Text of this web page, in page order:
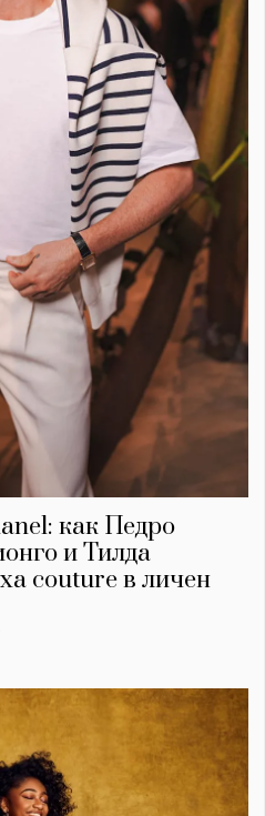
как Педро
и Тилда
couture в личен